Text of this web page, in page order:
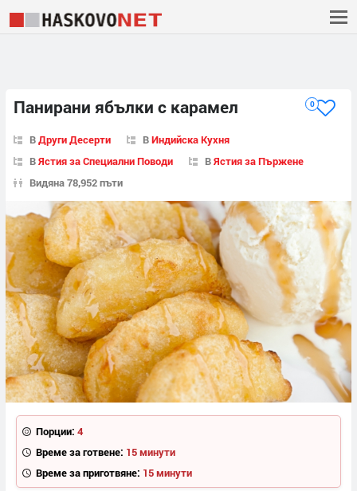
Панирани ябълки с карамел 0
ВДруги Десерти ВИндийска Кухня
ВЯстия за Специални Поводи ВЯстия за Пържене
Видяна 78,952 пъти
Порции: 4
Време за готвене: 15 минути
Време за приготвяне: 15 минути